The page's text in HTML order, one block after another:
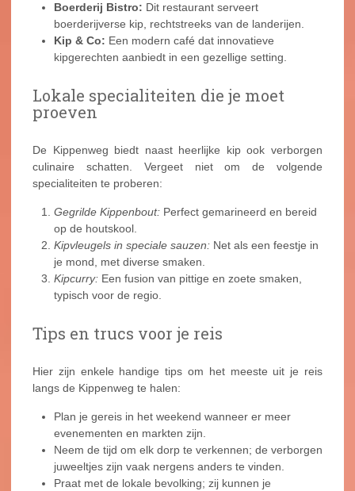
Boerderij Bistro: Dit restaurant serveert
boerderijverse kip, rechtstreeks van de landerijen.
Kip & Co: Een modern café dat innovatieve
kipgerechten aanbiedt in een gezellige setting.
Lokale specialiteiten die je moet
proeven
De Kippenweg biedt naast heerlijke kip ook verborgen
culinaire schatten. Vergeet niet om de volgende
specialiteiten te proberen:
Gegrilde Kippenbout: Perfect gemarineerd en bereid
op de houtskool.
Kipvleugels in speciale sauzen: Net als een feestje in
je mond, met diverse smaken.
Kipcurry: Een fusion van pittige en zoete smaken,
typisch voor de regio.
Tips en trucs voor je reis
Hier zijn enkele handige tips om het meeste uit je reis
langs de Kippenweg te halen:
Plan je gereis in het weekend wanneer er meer
evenementen en markten zijn.
Neem de tijd om elk dorp te verkennen; de verborgen
juweeltjes zijn vaak nergens anders te vinden.
Praat met de lokale bevolking; zij kunnen je